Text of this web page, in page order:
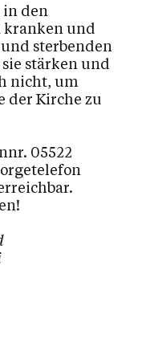
in den
kranken und
sterbenden
stärken und
nicht, um
der Kirche zu
05522